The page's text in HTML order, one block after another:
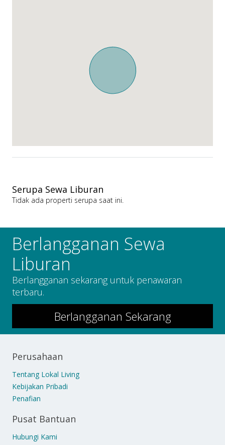
Serupa Sewa Liburan
Tidak ada properti serupa saat ini.
Berlangganan Sewa
Liburan
Berlangganan sekarang untuk penawaran
terbaru.
Berlangganan Sekarang
Perusahaan
Tentang Lokal Living
Kebijakan Pribadi
Penafian
Pusat Bantuan
Hubungi Kami